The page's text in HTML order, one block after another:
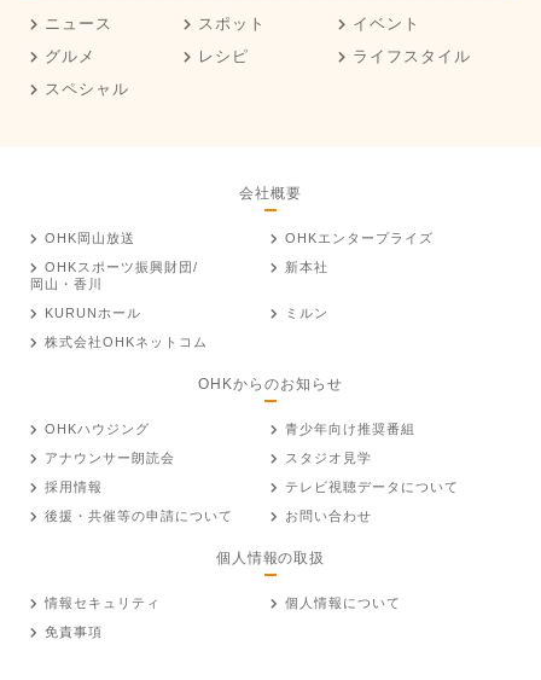
ニュース スポット
イベント
グルメ
レシピ
ライフスタイル
スペシャル
会社概要
OHK岡山放送
OHKエンタープライズ
OHKスポーツ振興財団/
岡山・香川
新本社
KURUNホール
ミルン
株式会社OHKネットコム
OHKからのお知らせ
OHKハウジング
青少年向け推奨番組
アナウンサー朗読会
スタジオ見学
採用情報
テレビ視聴データについて
後援・共催等の申請について
お問い合わせ
個人情報の取扱
情報セキュリティ
個人情報について
免責事項